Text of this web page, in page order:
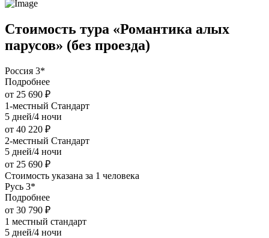
Стоимость тура «Романтика алых
парусов» (без проезда)
Россия 3*
Подробнее
от 25 690 ₽
1-местный Стандарт
5 дней/4 ночи
от 40 220 ₽
2-местный Стандарт
5 дней/4 ночи
от 25 690 ₽
Стоимость указана за 1 человека
Русь 3*
Подробнее
от 30 790 ₽
1 местный стандарт
5 дней/4 ночи